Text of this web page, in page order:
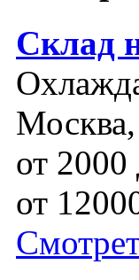
Склад
Москва,
от 2000
от